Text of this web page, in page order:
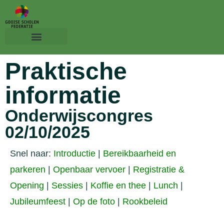
Praktische
informatie
Onderwijscongres
02/10/2025
Snel naar: Introductie
Bereikbaarheid en
parkeren
Openbaar vervoer
Registratie &
Opening
Sessies Koffie en thee Lunch
Jubileumfeest
Op de foto Rookbeleid